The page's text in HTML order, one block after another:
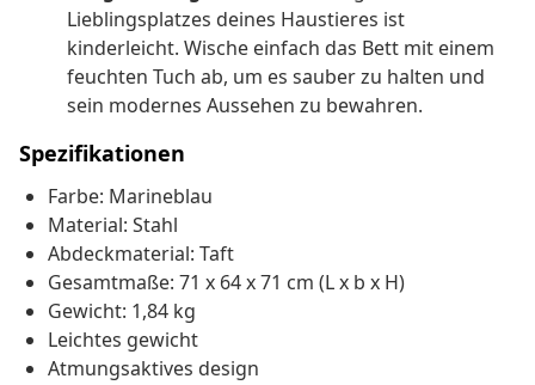
Lieblingsplatzes deines Haustieres ist
kinderleicht. Wische einfach das Bett mit einem
feuchten Tuch ab, um es sauber zu halten und
sein modernes Aussehen zu bewahren.
Spezifikationen
Farbe: Marineblau
Material: Stahl
Abdeckmaterial: Taft
Gesamtmaße: 71 x 64 x 71 cm (L x b x H)
Gewicht: 1,84 kg
Leichtes gewicht
Atmungsaktives design